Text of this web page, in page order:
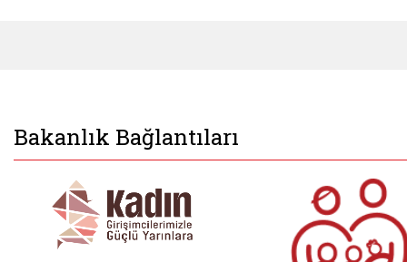
Bakanlık Bağlantıları